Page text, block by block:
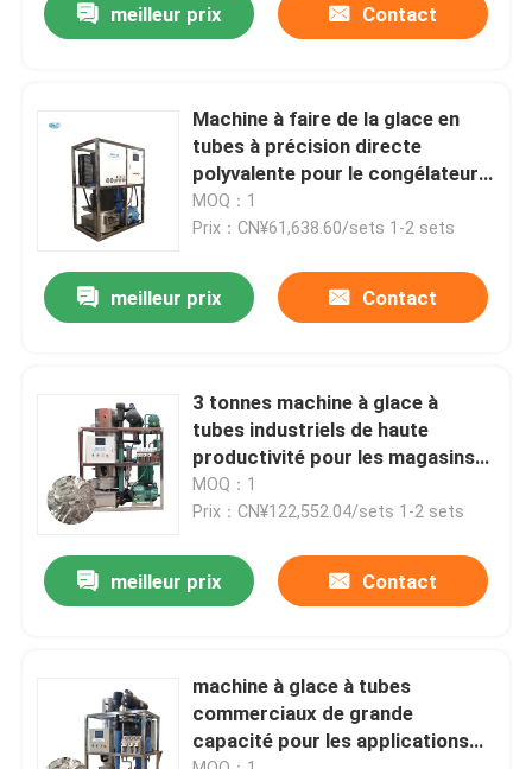
Produits
Le spectacle VR
À propos de nous
Contrôle de la qualité
Nous contacter
Demandez un devis
Machine à glace à tubes
machine à glace à gros cubes
meilleur prix Contact
Machine à faire de la glace en
tubes à précision directe
polyvalente pour le congélateur
des supermarchés
MOQ：1
Prix：CN¥61,638.60/sets 1-2 sets
meilleur prix Contact
3 tonnes machine à glace à
tubes industriels de haute
productivité pour les magasins
de boissons
MOQ：1
Prix：CN¥122,552.04/sets 1-2 sets
meilleur prix Contact
machine à glace à tubes
commerciaux de grande
capacité pour les applications